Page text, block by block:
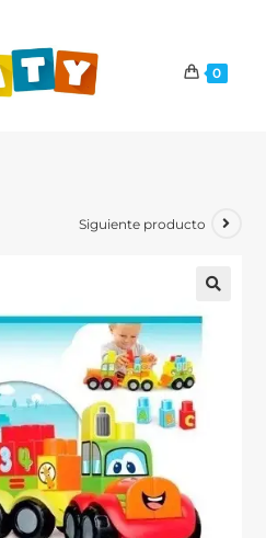
0
Siguiente producto